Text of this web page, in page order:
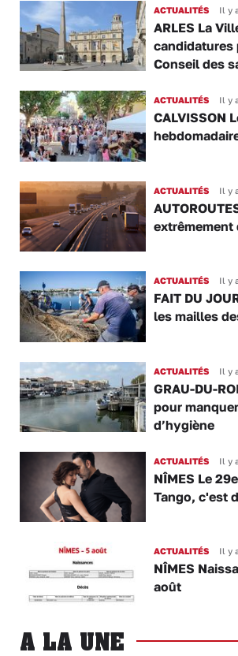
ACTUALITÉS Il y
ARLES La
candidatures
Conseil des
ACTUALITÉS Il y
CALVISSON
ACTUALITÉS Il y
extrêmement
ACTUALITÉS Il y
FAIT DU
les mailles
ACTUALITÉS Il y
GRAU-DU-
pour
d’hygiène
ACTUALITÉS Il y
NÎMES Le
Tango, c'est
ACTUALITÉS Il y
NÎMES
août
A LA UNE